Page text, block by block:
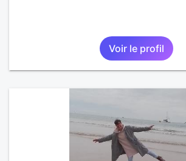
Voir le profil